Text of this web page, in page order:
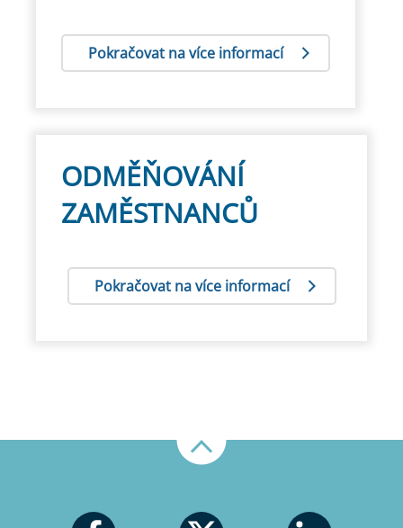
Pokračovat na více informací
ODMĚŇOVÁNÍ
ZAMĚSTNANCŮ
Pokračovat na více informací